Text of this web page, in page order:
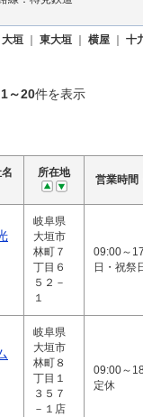
大垣 ｜ 東大垣 ｜ 横屋 ｜ 十
1～20件を表示
所在地
営業時間
岐阜県
大垣市
林町７
丁目６
５２－
１
09:00～
日・祝祭
岐阜県
大垣市
林町８
丁目１
３５７
－１店
09:00～
定休